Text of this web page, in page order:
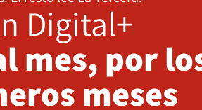
Digital+
mes, por
meses